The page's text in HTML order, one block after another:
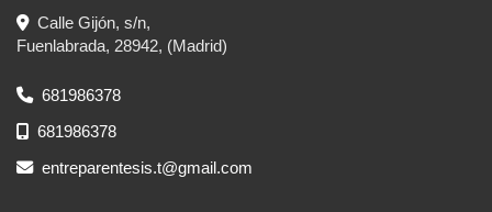
Calle Gijón, s/n,
Fuenlabrada, 28942, (Madrid)
681986378
681986378
entreparentesis.t
gmail.com